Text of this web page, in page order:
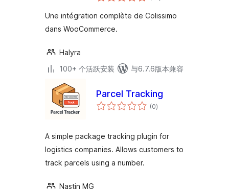
Une intégration complète de Colissimo
dans WooCommerce.
Halyra
100+ 个活跃安装
与6.7.6版本兼容
Parcel Tracking
(0总
评)
A simple package tracking plugin for
logistics companies. Allows customers to
track parcels using a number.
Nastin MG